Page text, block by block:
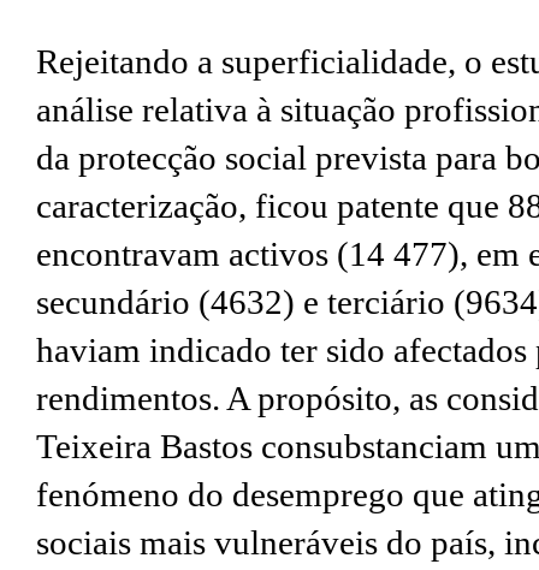
Rejeitando a superficialidade, o
análise relativa à situação
da protecção social prevista para
caracterização, ficou patente que
encontravam activos (14 477), em
secundário (4632) e terciário
haviam indicado ter sido
rendimentos. A propósito, as
Teixeira Bastos consubstanciam
fenómeno do desemprego que
sociais mais vulneráveis do país,